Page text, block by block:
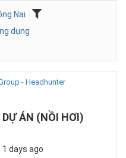
Nai
dụng
- Headhunter
DỰ ÁN (NỒI HƠI)
days ago